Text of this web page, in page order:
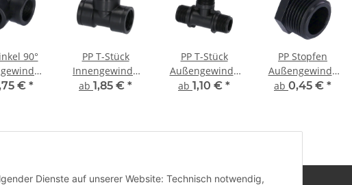
Dienste auf unserer Website: Technisch notwendig,
90°
x€ *
PP T-Stück
Innengewinde
(IG) x
ab 1,85 € *
PP T-Stück
Außengewinde
(AG) x
ab 1,10 € *
PP Stopfen
Außengewinde
(AG)
ab 0,45 € *